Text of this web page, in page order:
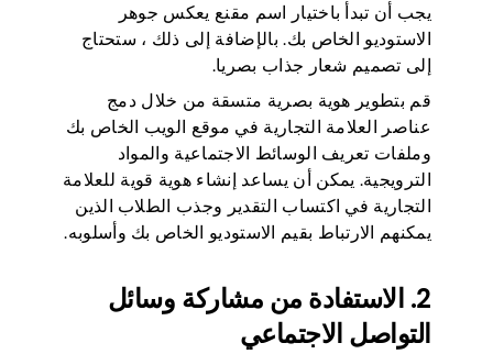
يجب أن تبدأ باختيار اسم مقنع يعكس جوهر
الاستوديو الخاص بك. بالإضافة إلى ذلك ، ستحتاج
إلى تصميم شعار جذاب بصريا.
قم بتطوير هوية بصرية متسقة من خلال دمج
عناصر العلامة التجارية في موقع الويب الخاص بك
وملفات تعريف الوسائط الاجتماعية والمواد
الترويجية. يمكن أن يساعد إنشاء هوية قوية للعلامة
التجارية في اكتساب التقدير وجذب الطلاب الذين
يمكنهم الارتباط بقيم الاستوديو الخاص بك وأسلوبه.
2. الاستفادة من مشاركة وسائل
التواصل الاجتماعي